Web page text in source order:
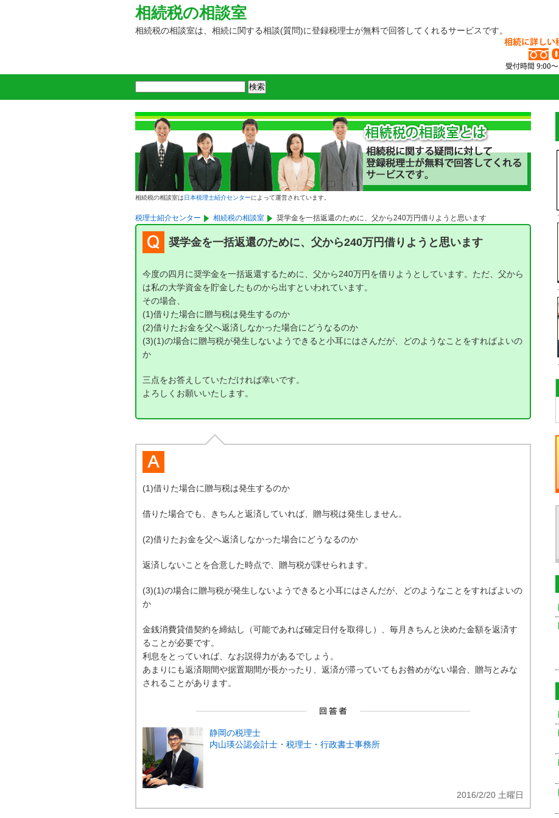
相続税の相談室
相続税の相談室は、相続に関する相談(質問)に登録税理士が無料で回答してくれるサービスです。
相続税の相談室は日本税理士紹介センターによって運営されています。
税理士紹介センター 相続税の相談室 奨学金を一括返還のために、父から240万円借りようと思います
奨学金を一括返還のために、父から240万円借りようと思います
今度の四月に奨学金を一括返還するために、父から240万円を借りようとしています。ただ、父から
は私の大学資金を貯金したものから出すといわれています。
その場合、
(1)借りた場合に贈与税は発生するのか
(2)借りたお金を父へ返済しなかった場合にどうなるのか
(3)(1)の場合に贈与税が発生しないようできると小耳にはさんだが、どのようなことをすればよいの
か
三点をお答えしていただければ幸いです。
よろしくお願いいたします。
(1)借りた場合に贈与税は発生するのか
借りた場合でも、きちんと返済していれば、贈与税は発生しません。
(2)借りたお金を父へ返済しなかった場合にどうなるのか
返済しないことを合意した時点で、贈与税が課せられます。
(3)(1)の場合に贈与税が発生しないようできると小耳にはさんだが、どのようなことをすればよいの
か
金銭消費貸借契約を締結し（可能であれば確定日付を取得し）、毎月きちんと決めた金額を返済す
ることが必要です。
利息をとっていれば、なお説得力があるでしょう。
あまりにも返済期間や据置期間が長かったり、返済が滞っていてもお咎めがない場合、贈与とみな
されることがあります。
静岡の税理士
内山瑛公認会計士・税理士・行政書士事務所
2016/2/20 土曜日